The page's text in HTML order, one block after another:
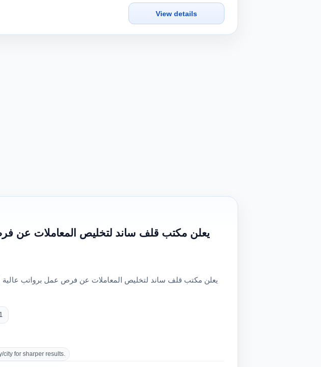
View details
يعلن مكتب قلف ساند لتخليص المعاملات عن
1
city for sharper results.